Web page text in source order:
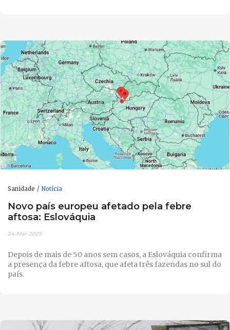
Sanidade Notícia
Novo país europeu afetado pela febre
aftosa: Eslováquia
24-Mar-2025
Depois de mais de 50 anos sem casos, a Eslováquia confirma
a presença da febre aftosa, que afeta três fazendas no sul do
país.